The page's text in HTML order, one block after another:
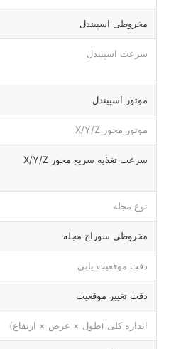
مخروطی اسپیندل
سرعت اسپیندل
موتور اسپیندل
موتور محور X/Y/Z
سرعت تغذیه سریع محور X/Y/Z
نوع مجله
مخروطی سوراخ مجله
دقت موقعیت یابی
دقت تغییر موقعیت
اندازه کلی (طول × عرض × ارتفاع)